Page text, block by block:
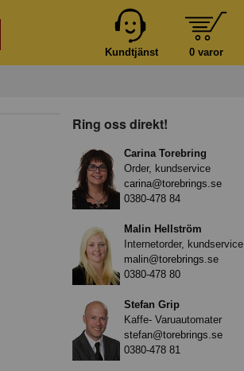
0 varor
Kundtjänst
Ring oss direkt!
Carina Torebring
Order, kundservice
carina@torebrings.se
0380-478 84
Malin Hellström
Internetorder, kundservice
malin@torebrings.se
0380-478 80
Stefan Grip
Kaffe- Varuautomater
stefan@torebrings.se
0380-478 81